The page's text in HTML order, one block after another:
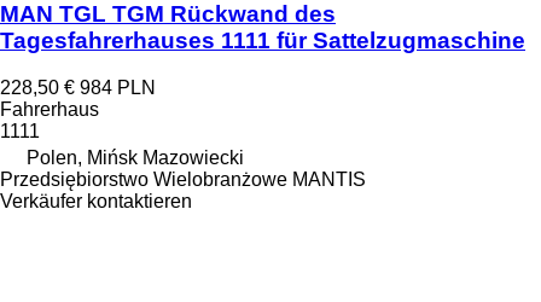
MAN TGL TGM Rückwand des
Tagesfahrerhauses 1111 für Sattelzugmaschine
228,50 € 984 PLN
Fahrerhaus
1111
Polen, Mińsk Mazowiecki
Przedsiębiorstwo Wielobranżowe MANTIS
Verkäufer kontaktieren